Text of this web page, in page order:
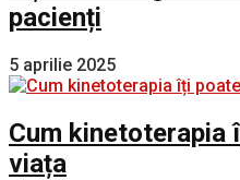
pacienți
5 aprilie 2025
Cum kinetoterapia
viața